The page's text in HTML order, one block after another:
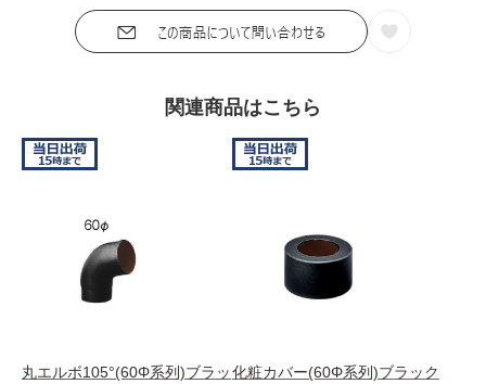
関連商品はこちら
丸エルボ105°(60Φ系列)ブラッ化粧カバー(60Φ系列)ブラック